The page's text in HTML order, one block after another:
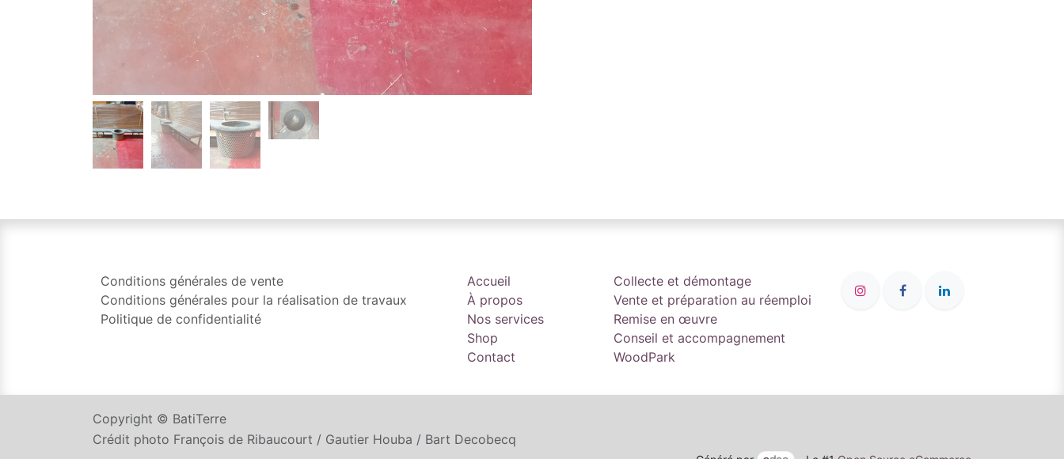
Conditions générales de vente
Conditions générales pour la réalisation de travaux
Politique de confidentialité
Accueil
À propos
Nos services
Shop
Contact
Collecte et démontage
Vente et préparation au réemploi
Remise en œuvre
Conseil et accompagnement
WoodPark
Copyright © BatiTerre
Crédit photo François de Ribaucourt / Gautier Houba / Bart Decobecq